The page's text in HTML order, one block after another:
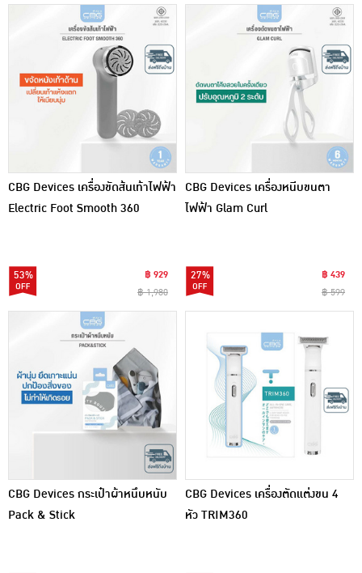
CBG Devices เครื่องขัดส้นเท้าไฟฟ้า
Electric Foot Smooth 360
53%
฿ 929
฿ 1,980
CBG Devices เครื่องหนีบขนตา
ไฟฟ้า Glam Curl
27%
฿ 439
฿ 599
CBG Devices กระเป๋าผ้าหนึบหนับ
Pack & Stick
CBG Devices เครื่องตัดแต่งขน 4
หัว TRIM360